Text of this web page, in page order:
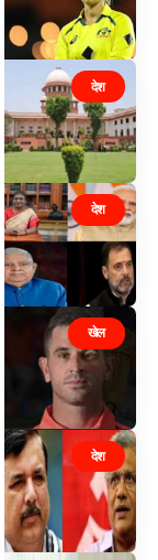
देश
देश
खेल
देश